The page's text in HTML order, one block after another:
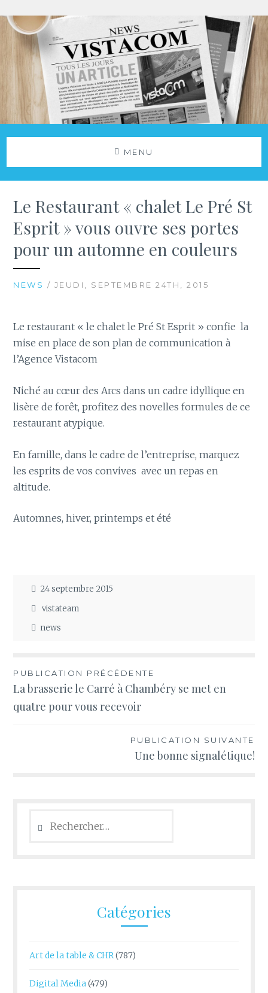
Aller
au
contenu
Agence Vistacom
NOS ACTUS
MENU
Le Restaurant « chalet Le Pré St
Esprit » vous ouvre ses portes
pour un automne en couleurs
NEWS / JEUDI, SEPTEMBRE 24TH, 2015
Le restaurant « le chalet le Pré St Esprit » confie la
mise en place de son plan de communication à
l’Agence Vistacom
Niché au cœur des Arcs dans un cadre idyllique en
lisère de forêt, profitez des novelles formules de ce
restaurant atypique.
En famille, dans le cadre de l’entreprise, marquez
les esprits de vos convives avec un repas en
altitude.
Automnes, hiver, printemps et été
24 septembre 2015
vistateam
news
Navigation
de
l’article
PUBLICATION PRÉCÉDENTE
La brasserie le Carré à Chambéry se met en
quatre pour vous recevoir
PUBLICATION SUIVANTE
Une bonne signalétique!
Catégories
Art de la table & CHR(787)
Digital Media(479)